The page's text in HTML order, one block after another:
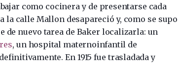
como cocinera y de presentarse cada
la calle Mallon desapareció y, como se supo
de nuevo tarea de Baker localizarla: un
, un hospital maternoinfantil de
En 1915 fue trasladada y